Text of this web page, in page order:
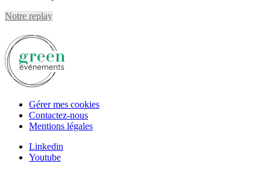
Notre replay
Gérer mes cookies
Contactez-nous
Mentions légales
Linkedin
Youtube